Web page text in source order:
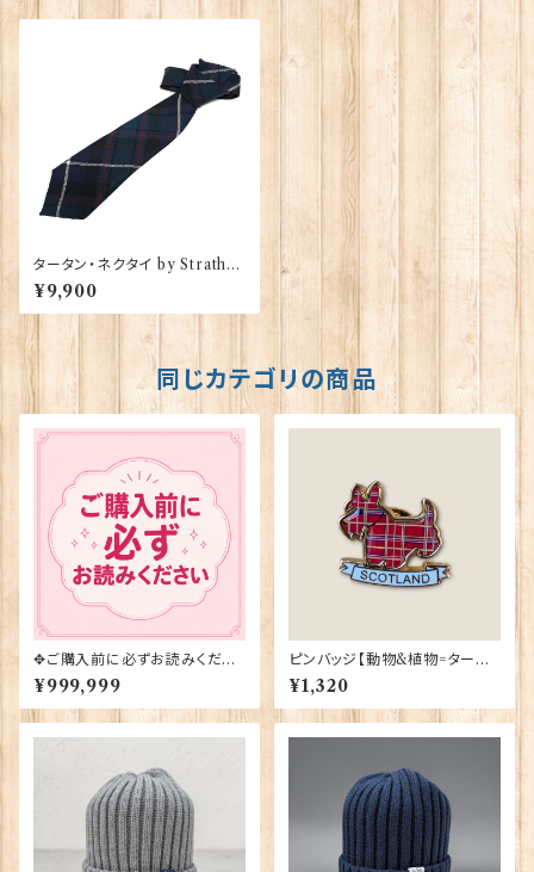
タータン・ネクタイ by Strathm
ore【Macrae Hunting】000
92-063
¥9,900
同じカテゴリの商品
✥ご購入前に必ずお読みくださ
い✥
¥999,999
ピンバッジ【動物&植物=タータ
ンスコティー】Tradition 9004
0-T1130
¥1,320